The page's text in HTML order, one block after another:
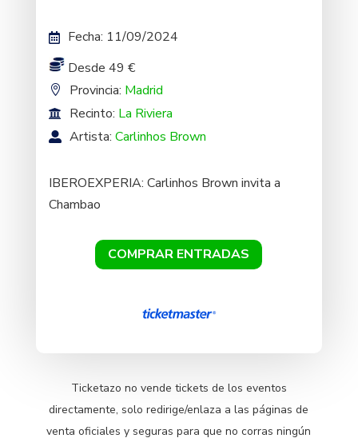
Fecha: 11/09/2024
Desde 49 €
Provincia: Madrid
Recinto: La Riviera
Artista: Carlinhos Brown
IBEROEXPERIA: Carlinhos Brown invita a
Chambao
COMPRAR ENTRADAS
Ticketazo no vende tickets de los eventos
directamente, solo redirige/enlaza a las páginas de
venta oficiales y seguras para que no corras ningún